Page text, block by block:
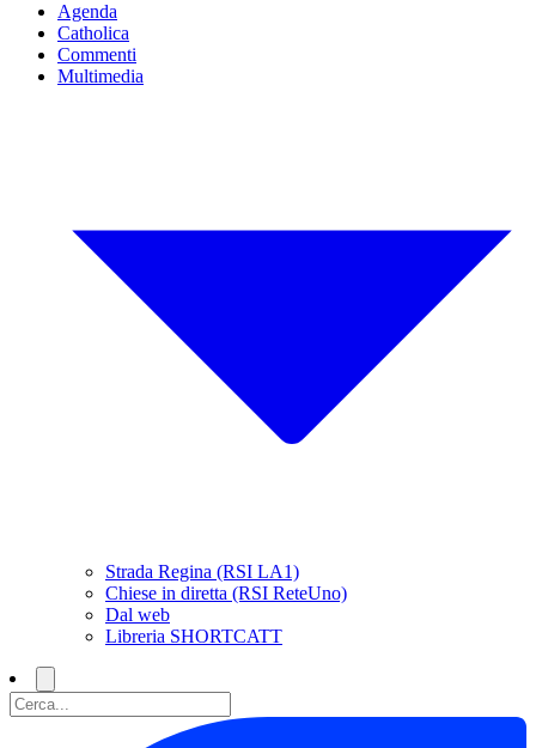
Agenda
Catholica
Commenti
Multimedia
Strada Regina (RSI LA1)
Chiese in diretta (RSI ReteUno)
Dal web
Libreria SHORTCATT